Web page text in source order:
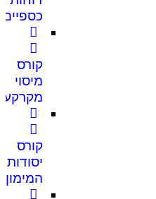
כספיים
קורס
מיסוי
קורס
יסודות
המימון